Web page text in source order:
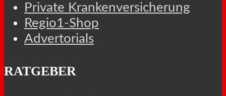
Private Krankenversicherung
Regio1-Shop
Advertorials
RATGEBER